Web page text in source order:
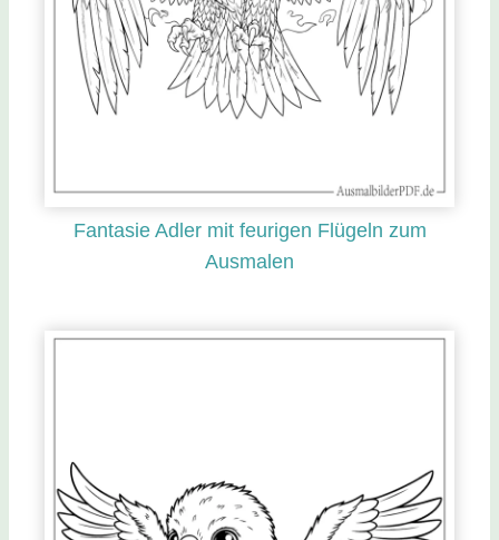
Fantasie Adler mit feurigen Flügeln zum
Ausmalen